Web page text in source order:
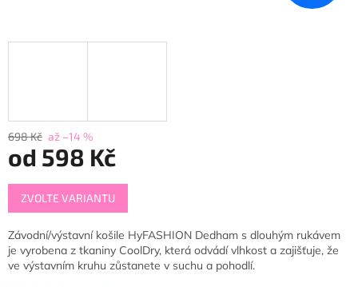
698 Kč až –14 %
od 598 Kč
Měrná
cena:
ZVOLTE VARIANTU
Závodní/výstavní košile HyFASHION Dedham s dlouhým rukávem
je vyrobena z tkaniny CoolDry, která odvádí vlhkost a zajišťuje, že
ve výstavním kruhu zůstanete v suchu a pohodlí.